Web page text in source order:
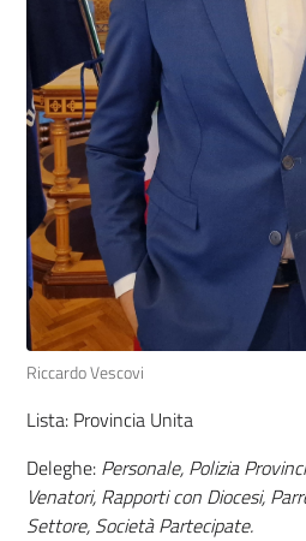
Riccardo Vescovi
Lista: Provincia Unita
Deleghe: Personale, Polizia
Venatori, Rapporti con Diocesi,
Settore, Società Partecipate.